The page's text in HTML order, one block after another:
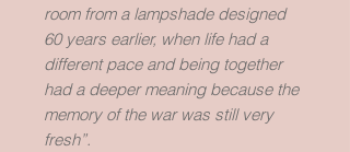
room from a lampshade designed
60 years earlier, when life had a
different pace and being together
had a deeper meaning because the
memory of the war was still very
fresh”.